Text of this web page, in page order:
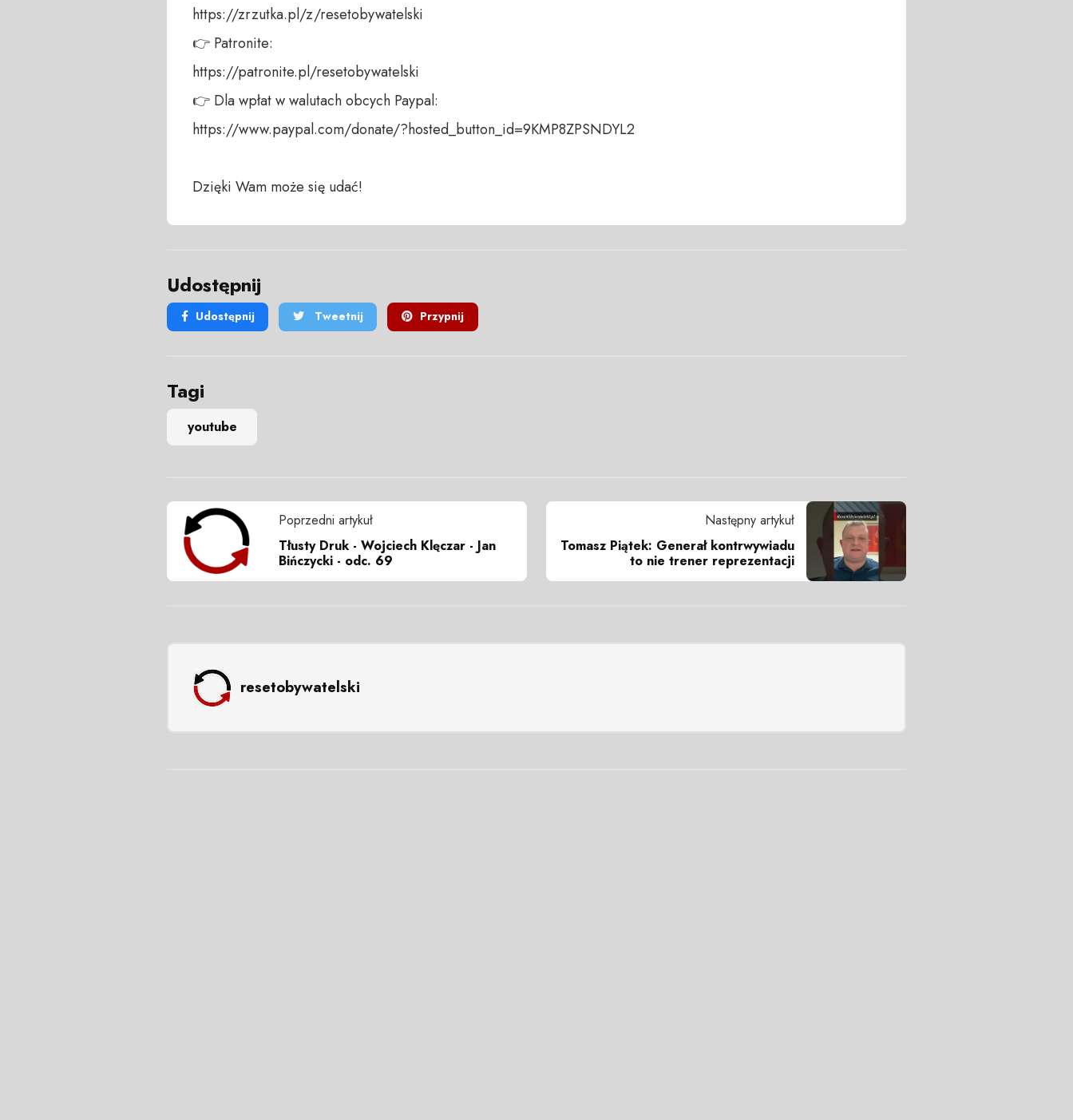
https://zrzutka.pl/z/resetobywatelski
👉 Patronite:
https://patronite.pl/resetobywatelski
👉 Dla wpłat w walutach obcych Paypal:
https://www.paypal.com/donate/?hosted_button_id=9KMP8ZPSNDYL2
Dzięki Wam może się udać!
Udostępnij
Udostępnij Tweetnij Przypnij
Tagi
youtube
Poprzedni artykuł
Tłusty Druk - Wojciech Klęczar - Jan
Bińczycki - odc. 69
Następny artykuł
Tomasz Piątek: Generał kontrwywiadu
to nie trener reprezentacji
resetobywatelski